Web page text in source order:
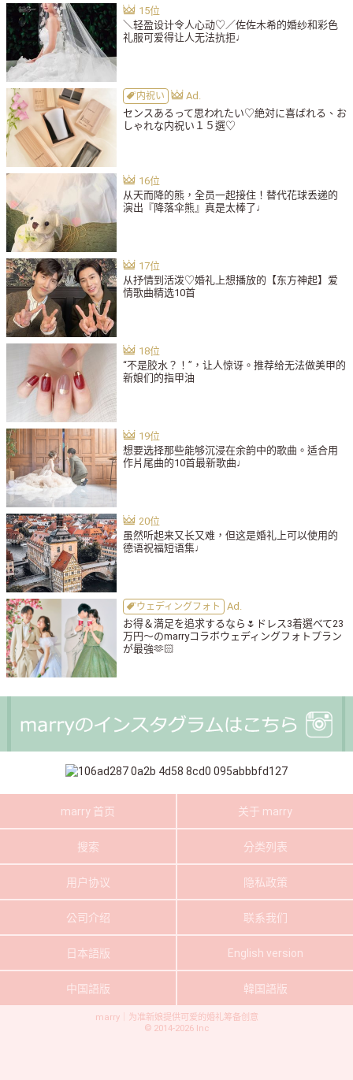
＼轻盈设计令人心动♡／佐佐木希的婚纱和彩色
礼服可爱得让人无法抗拒♩
内祝い
センスあるって思われたい♡絶対に喜ばれる、お
しゃれな内祝い１５選♡
从天而降的熊，全员一起接住！替代花球丢递的
演出『降落伞熊』真是太棒了♩
从抒情到活泼♡婚礼上想播放的【东方神起】爱
情歌曲精选10首
“不是胶水？！”，让人惊讶。推荐给无法做美甲的
新娘们的指甲油
想要选择那些能够沉浸在余韵中的歌曲。适合用
作片尾曲的10首最新歌曲♩
虽然听起来又长又难，但这是婚礼上可以使用的
德语祝福短语集♩
ウェディングフォト
お得＆満足を追求するなら🌷ドレス3着選べて23
万円〜のmarryコラボウェディングフォトプラン
が最強🫶🏻
marry 首页 关于 marry
搜索 分类列表
用户协议 隐私政策
公司介绍 联系我们
日本語版 English version
中国語版 韓国語版
marry｜为准新娘提供可爱的婚礼筹备创意
© 2014-2026 Inc